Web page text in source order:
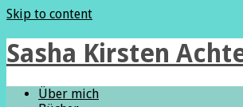
Skip to content
Sasha Kirsten
Über mich